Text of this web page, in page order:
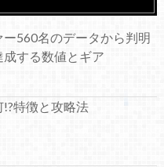
560名のデータから判明
する数値とギア
特徴と攻略法